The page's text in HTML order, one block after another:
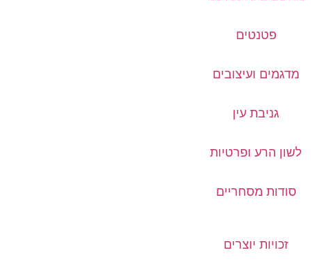
פטנטים
מדגמים ועיצובים
גניבת עין
לשון הרע ופרטיות
סודות מסחריים
זכויות יוצרים